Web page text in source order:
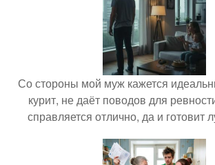
Со стороны мой муж кажется
курит, не даёт поводов для
справляется отлично, да и готовит